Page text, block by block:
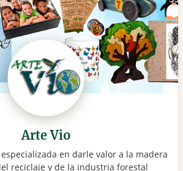
Arte Vio
en darle valor a la madera
reciclaje y de la industria forestal